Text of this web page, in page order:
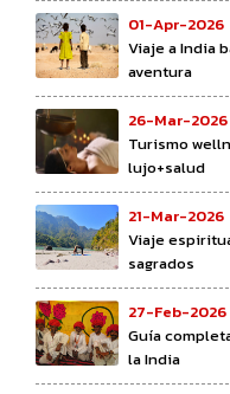
01-Apr-2026
Viaje a India
aventura
26-Mar-2026
Turismo
lujo+salud
21-Mar-2026
Viaje
sagrados
27-Feb-2026
Guía
la India